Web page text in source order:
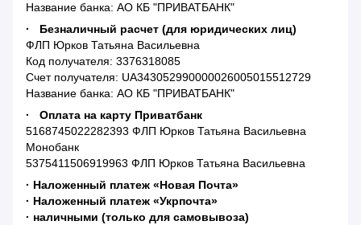
Название банка: АО КБ "ПРИВАТБАНК"
· Безналичный расчет (для юридических лиц)
ФЛП Юрков Татьяна Васильевна
Код получателя: 3376318085
Счет получателя: UA343052990000026005015512729
Название банка: АО КБ "ПРИВАТБАНК"
· Оплата на карту Приватбанк
5168745022282393 ФЛП Юрков Татьяна Васильевна
Монобанк
5375411506919963 ФЛП Юрков Татьяна Васильевна
· Наложенный платеж «Новая Почта»
· Наложенный платеж «Укрпочта»
· наличными (только для самовывоза)